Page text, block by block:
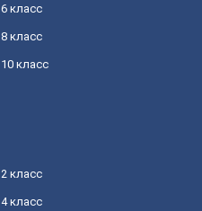
6 класс
8 класс
10 класс
2 класс
4 класс